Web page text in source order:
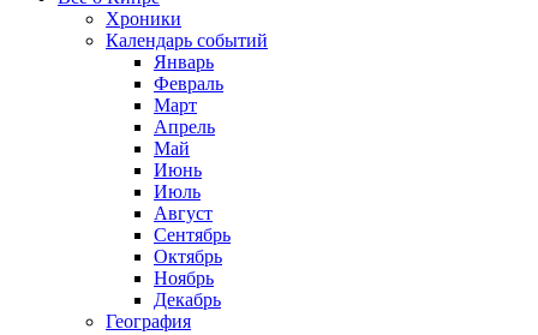
Хроники
Календарь событий
Январь
Февраль
Март
Апрель
Май
Июнь
Июль
Август
Сентябрь
Октябрь
Ноябрь
Декабрь
География